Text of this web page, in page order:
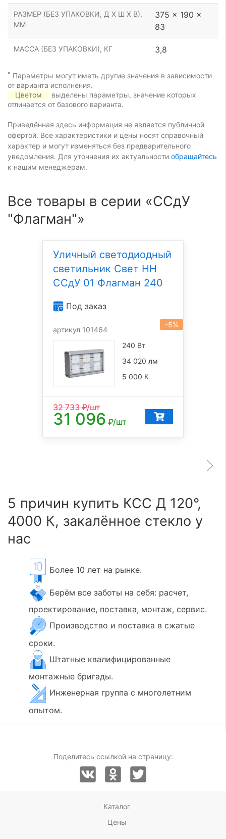
РАЗМЕР (БЕЗ УПАКОВКИ, Д Х Ш Х В),
ММ
375 x 190 x
83
МАССА (БЕЗ УПАКОВКИ), КГ 3,8
* Параметры могут иметь другие значения в зависимости
от варианта исполнения.
Цветом
выделены параметры, значение которых
отличается от базового варианта.
Приведённая здесь информация не является публичной
офертой. Все характеристики и цены носят справочный
характер и могут изменяться без предварительного
уведомления. Для уточнения их актуальности обращайтесь
к нашим менеджерам.
Все товары в серии «ССдУ
"Флагман"»
Уличный светодиодный
светильник Свет НН
ССдУ 01 Флагман 240
Под заказ
-5%
артикул 101464
240 Вт
34 020 лм
5 000 К
32 733₽/шт
31 096 ₽/шт
5 причин купить КСС Д 120°,
4000 К, закалённое стекло у
нас
Более 10 лет на рынке.
Берём все заботы на себя: расчет,
проектирование, поставка, монтаж, сервис.
Производство и поставка в сжатые
сроки.
Штатные квалифицированные
монтажные бригады.
Инженерная группа с многолетним
опытом.
Поделитесь ссылкой на страницу:
Каталог
Цены